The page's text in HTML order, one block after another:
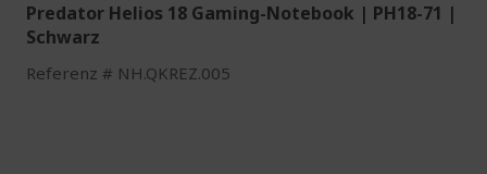
Predator Helios 18 Gaming-Notebook | PH18-71 |
Schwarz
Referenz NH.QKREZ.005